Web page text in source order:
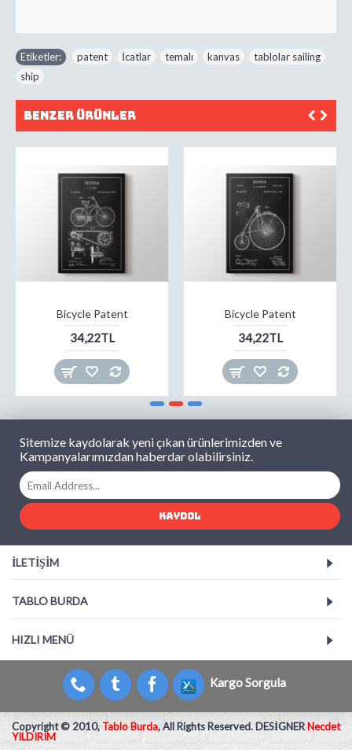
Etiketler: patent İcatlar temalı kanvas tablolar sailing
ship
Benzer Ürünler
Bicycle Patent
34,22TL
Bicycle Patent
34,22TL
Sitemize kaydolarak yeni çıkan ürünlerimizden ve
Kampanyalarımızdan haberdar olabilirsiniz.
KAYDOL
İLETIŞIM
TABLO BURDA
HIZLI MENÜ
Kargo Sorgula
Copyright © 2010, Tablo Burda, All Rights Reserved. DESİGNERNecdet
YILDIRIM